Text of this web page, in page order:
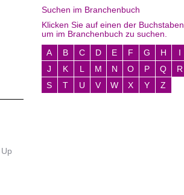
Suchen im Branchenbuch
Klicken Sie auf einen der Buchstaben,
um im Branchenbuch zu suchen.
A
B C D E F G H
I
J
K L M N O P Q
R
S
T U V W X Y Z